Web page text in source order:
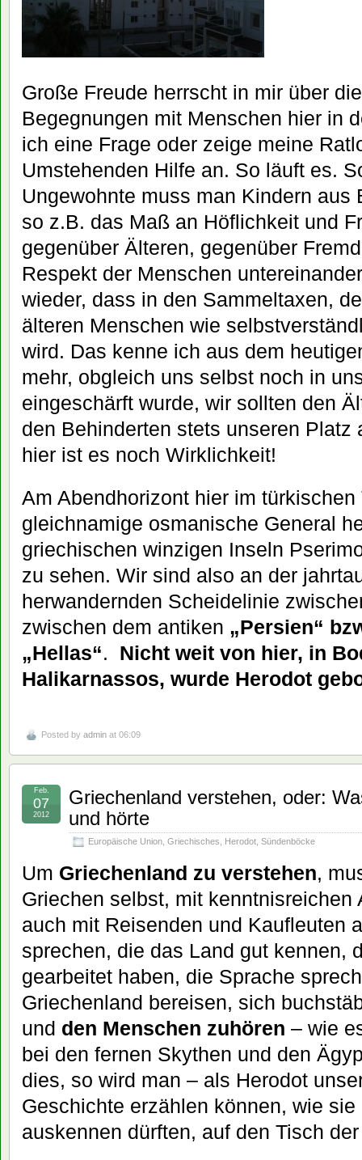
Große Freude herrscht in mir über
Begegnungen mit Menschen hier in
ich eine Frage oder zeige meine
Umstehenden Hilfe an. So läuft es.
Ungewohnte muss man Kindern aus
so z.B. das Maß an Höflichkeit und
gegenüber Älteren, gegenüber
Respekt der Menschen
wieder, dass in den Sammeltaxen,
älteren Menschen wie
wird. Das kenne ich aus dem
mehr, obgleich uns selbst noch in
eingeschärft wurde, wir sollten den
den Behinderten stets unseren Platz
hier ist es noch Wirklichkeit!
Am Abendhorizont hier im
gleichnamige osmanische General
griechischen winzigen Inseln
zu sehen. Wir sind also an der
herwandernden Scheidelinie
zwischen dem antiken „Persien“
„Hellas“.
Nicht weit von hier, in
Halikarnassos, wurde Herodot
Posted by admin at 06:09
Griechenland verstehen, oder:
und hörte
Europäische Union Griechisches Herodot Sündenböcke
Feb.
07
2012
Um Griechenland zu verstehen,
Griechen selbst, mit kenntnisreichen
auch mit Reisenden und Kaufleuten
sprechen, die das Land gut kennen,
gearbeitet haben, die Sprache
Griechenland bereisen, sich
und den Menschen zuhören – wie
bei den fernen Skythen und den
dies, so wird man – als Herodot
Geschichte erzählen können, wie
auskennen dürften, auf den Tisch